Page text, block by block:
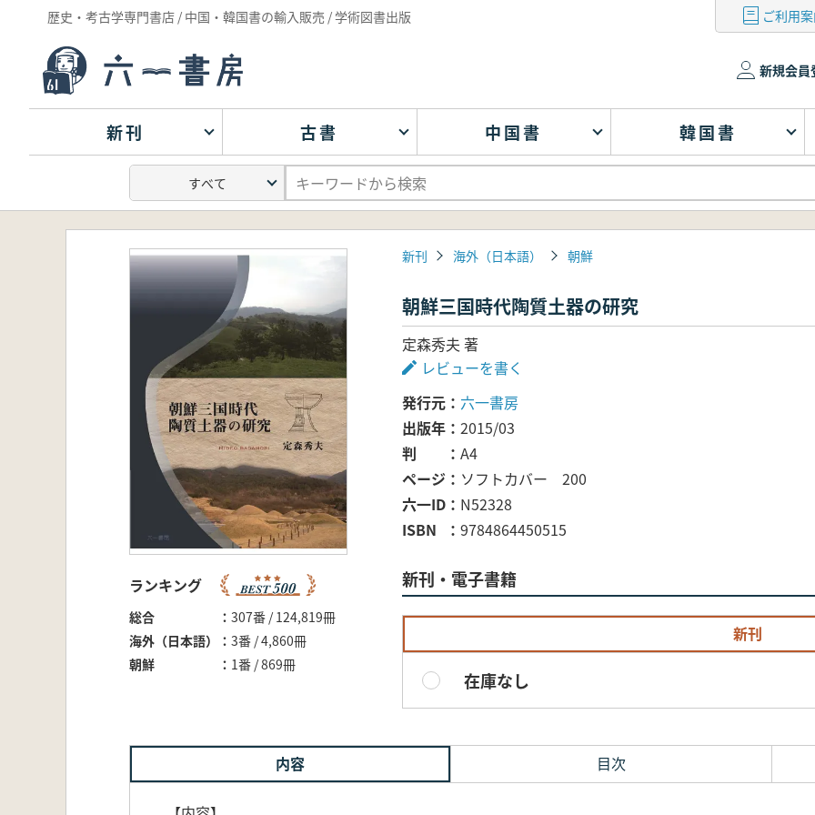
歴史・考古学専門書店 / 中国・韓国書の輸入販売 / 学術図書出版 ご利用
新規会員
新刊 古書 中国書 韓国書
ランキング
総合
307番 / 124,819冊
海外（日本語）
3番 / 4,860冊
朝鮮
1番 / 869冊
新刊 海外（日本語） 朝鮮
朝鮮三国時代陶質土器の研究
定森秀夫 著
レビューを書く
発行元
六一書房
出版年
2015/03
判
A4
ページ
ソフトカバー 200
六一ID
N52328
ISBN
9784864450515
新刊・電子書籍
新刊
在庫なし
内容 目次